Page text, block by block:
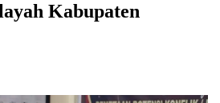
Kabupaten